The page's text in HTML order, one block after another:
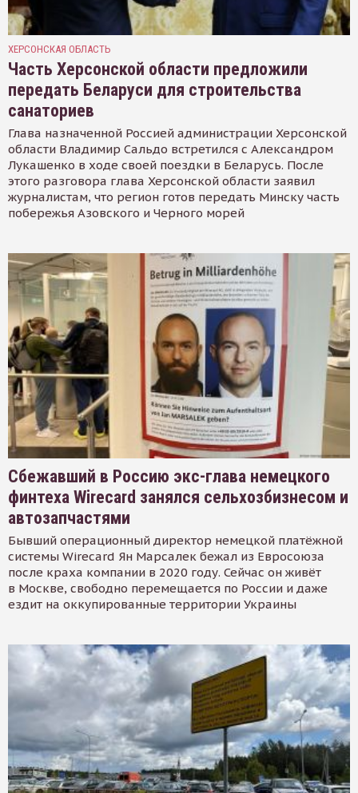
ХЕРСОНСКАЯ ОБЛАСТЬ
Часть Херсонской области предложили
передать Беларуси для строительства
санаториев
Глава назначенной Россией администрации Херсонской
области Владимир Сальдо встретился с Александром
Лукашенко в ходе своей поездки в Беларусь. После
этого разговора глава Херсонской области заявил
журналистам, что регион готов передать Минску часть
побережья Азовского и Черного морей
Сбежавший в Россию экс-глава немецкого
финтеха Wirecard занялся сельхозбизнесом и
автозапчастями
Бывший операционный директор немецкой платёжной
системы Wirecard Ян Марсалек бежал из Евросоюза
после краха компании в 2020 году. Сейчас он живёт
в Москве, свободно перемещается по России и даже
ездит на оккупированные территории Украины